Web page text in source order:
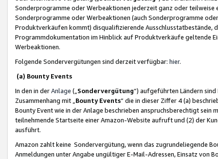
Sonderprogramme oder Werbeaktionen jederzeit ganz oder
Sonderprogramme oder Werbeaktionen (auch Sonderprogramme
Produktverkäufen kommt) disqualifizierende Ausschlusstatbestände,
Programmdokumentation im Hinblick auf Produktverkäufe geltende
Werbeaktionen.
Folgende Sondervergütungen sind derzeit verfügbar: hier.
(a) Bounty Events
In den in derAnlage („ Sondervergütung“) aufgeführten Ländern
Zusammenhang mit „ Bounty Events“ die in dieser Ziffer 4 (a)
Bounty Event wie in der Anlage beschrieben anspruchsberechtigt sein
teilnehmende Startseite einer Amazon-Website aufruft und (2) der
ausführt.
Amazon zahlt keine Sondervergütung, wenn das zugrundeliegende
Anmeldungen unter Angabe ungültiger E-Mail-Adressen, Einsatz von